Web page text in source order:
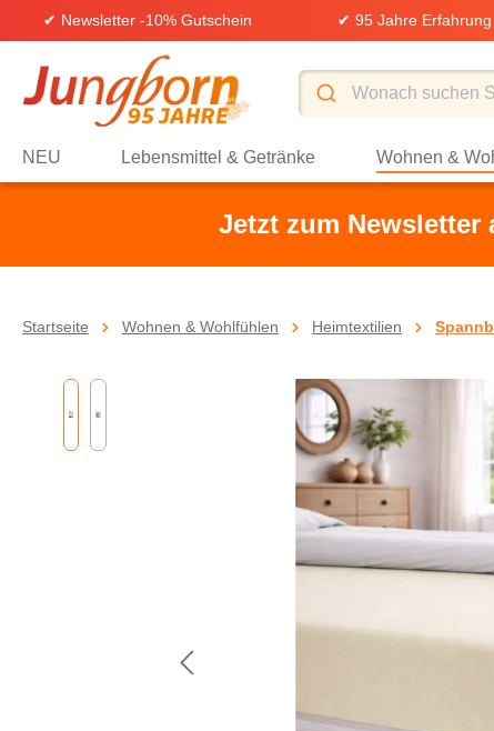
Zur Hauptnavigation springen
✔ Newsletter -10% Gutschein ✔ 95 Jahre Erfahrung
NEU Lebensmittel & Getränke Wohnen &
Jetzt zum Newsletter
Startseite Wohnen & Wohlfühlen Heimtextilien
Bildergalerie überspringen